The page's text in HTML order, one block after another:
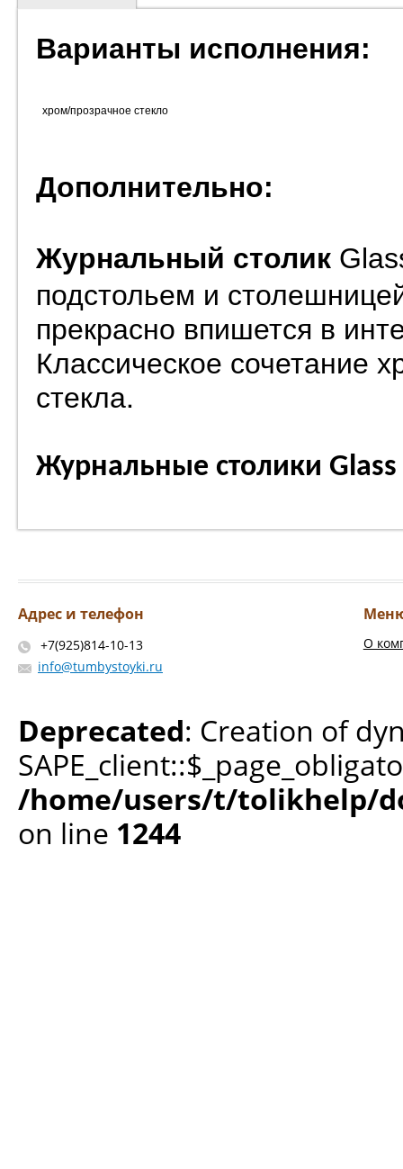
Варианты исполнения:
хром/прозрачное стекло
Дополнительно:
Журнальный столик
подстольем и
прекрасно впишется в
Классическое сочетание
стекла.
Журнальные столики Glass
Адрес и телефон
+7(925)814-10-13
info@tumbystoyki.ru
О
Deprecated: Creation of
/home/users/t/tolikhelp/
on line 1244